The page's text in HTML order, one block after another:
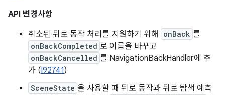
API 변경사항
취소된 뒤로 동작 처리를 지원하기 위해
onBack 를
onBackCompleted 로 이름을 바꾸고
onBackCancelled 를 NavigationBackHandler에 추
가 (I92741)
SceneState 을 사용할 때 뒤로 동작과 뒤로 탐색 예측